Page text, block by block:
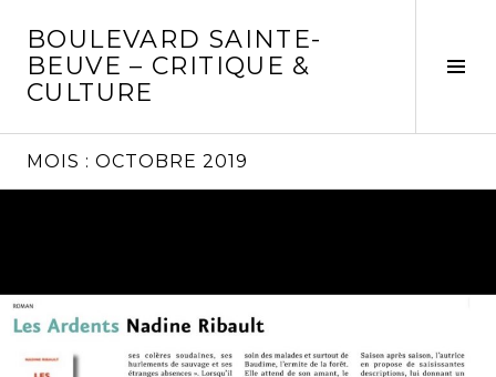
contenu
principal
BOULEVARD SAINTE-
BEUVE – CRITIQUE &
CULTURE
MOIS : OCTOBRE 2019